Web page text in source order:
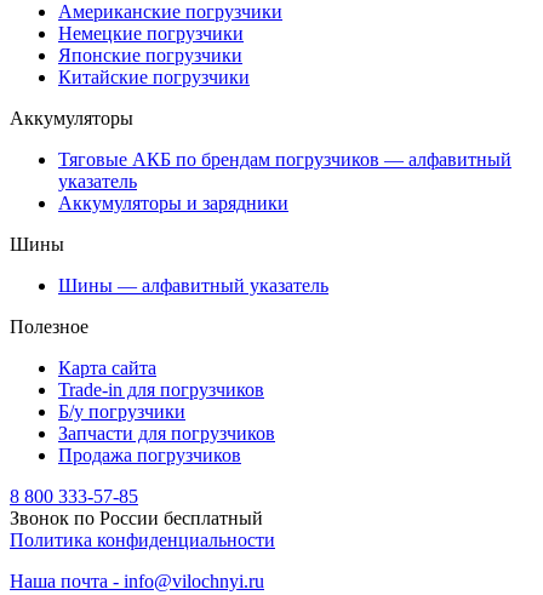
Американские погрузчики
Немецкие погрузчики
Японские погрузчики
Китайские погрузчики
Аккумуляторы
Тяговые АКБ по брендам погрузчиков — алфавитный
указатель
Аккумуляторы и зарядники
Шины
Шины — алфавитный указатель
Полезное
Карта сайта
Trade-in для погрузчиков
Б/у погрузчики
Запчасти для погрузчиков
Продажа погрузчиков
8 800 333-57-85
Звонок по России бесплатный
Политика конфиденциальности
Наша почта - info@vilochnyi.ru